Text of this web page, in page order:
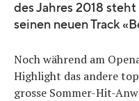
des Jahres 2018
seinen neuen Track
Noch während am
Highlight das andere
grosse Sommer-Hit-